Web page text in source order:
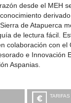
desde el MEH
de Atapuerca
de lectura fácil.
colaboración con el
e Innovación
Aspanias.
TARIFAS